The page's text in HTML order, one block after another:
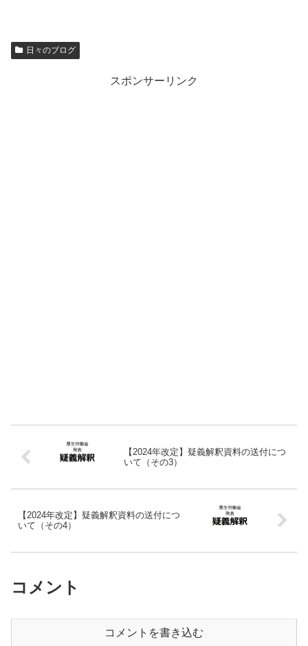
日々のブログ
スポンサーリンク
【2024年改定】疑義解釈資料の送付につ
いて（その3）
【2024年改定】疑義解釈資料の送付につ
いて（その4）
コメント
コメントを書き込む